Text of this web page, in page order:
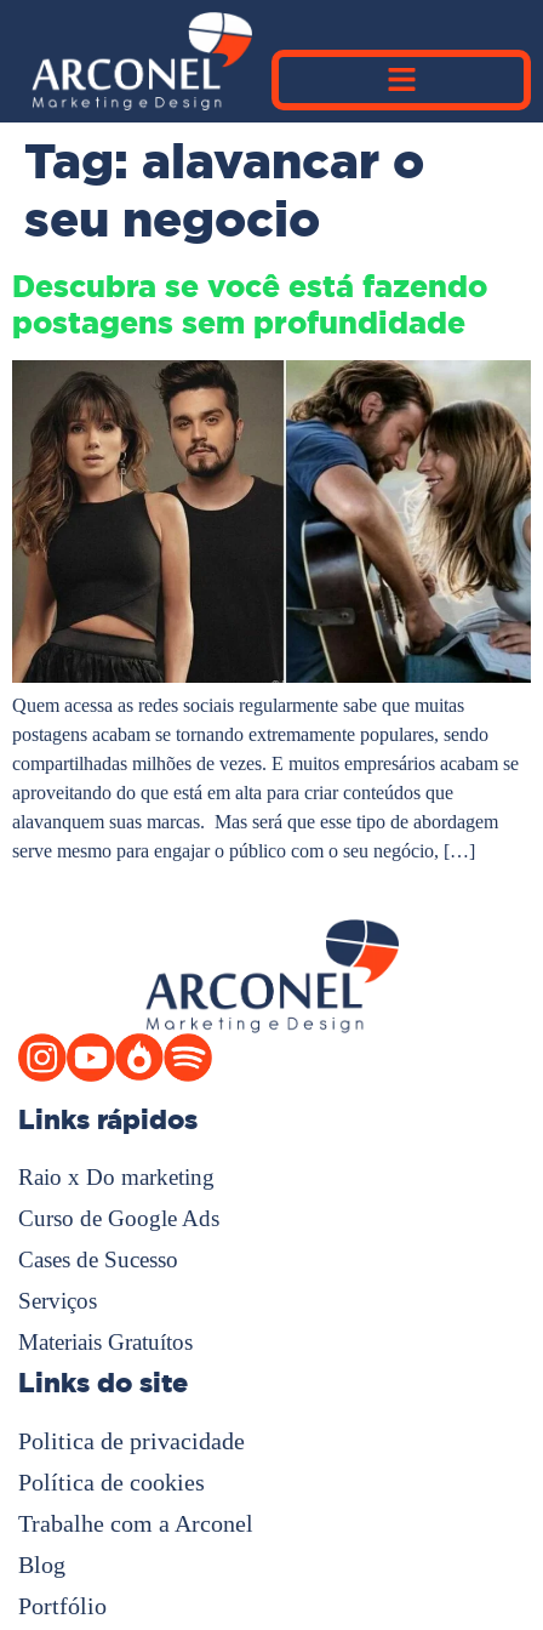
Tag: alavancar o
seu negocio
Descubra se você está fazendo
postagens sem profundidade
Quem acessa as redes sociais regularmente sabe que muitas
postagens acabam se tornando extremamente populares, sendo
compartilhadas milhões de vezes. E muitos empresários acabam se
aproveitando do que está em alta para criar conteúdos que
alavanquem suas marcas. Mas será que esse tipo de abordagem
serve mesmo para engajar o público com o seu negócio, […]
Links rápidos
Raio x Do marketing
Curso de Google Ads
Cases de Sucesso
Serviços
Materiais Gratuítos
Links do site
Politica de privacidade
Política de cookies
Trabalhe com a Arconel
Blog
Portfólio